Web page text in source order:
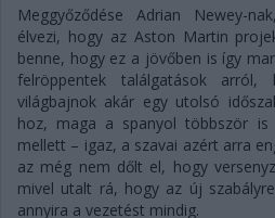
Meggyőződése Adrian Newey-
élvezi, hogy az Aston Martin
benne, hogy ez a jövőben is így
felröppentek találgatások
világbajnok akár egy utolsó
hoz, maga a spanyol többször
mellett – igaz, a szavai azért arra
az még nem dőlt el, hogy
mivel utalt rá, hogy az új
annyira a vezetést mindig.